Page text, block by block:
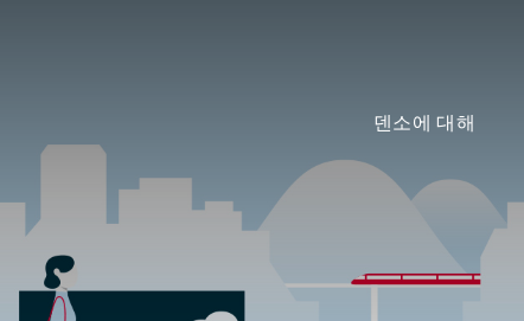
덴소에 대해